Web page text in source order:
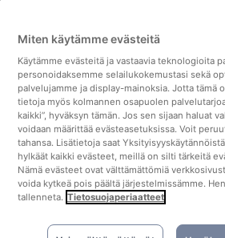
Suomi
Yhdistyneet kuningaskunnat
Turkki
Alankomaat
Singapore
Miten käytämme evästeitä
Käytämme evästeitä ja vastaavia teknologioita
personoidaksemme selailukokemustasi sekä
palvelujamme ja display-mainoksia. Jotta tämä
tietoja myös kolmannen osapuolen
kaikki”, hyväksyn tämän. Jos sen sijaan haluat
voidaan määrittää evästeasetuksissa. Voit
tahansa. Lisätietoja saat
hylkäät kaikki evästeet, meillä on silti tärkeitä
Nämä evästeet ovat välttämättömiä
voida kytkeä pois päältä järjestelmissämme.
tallenneta. Tietosuojaperiaatteet